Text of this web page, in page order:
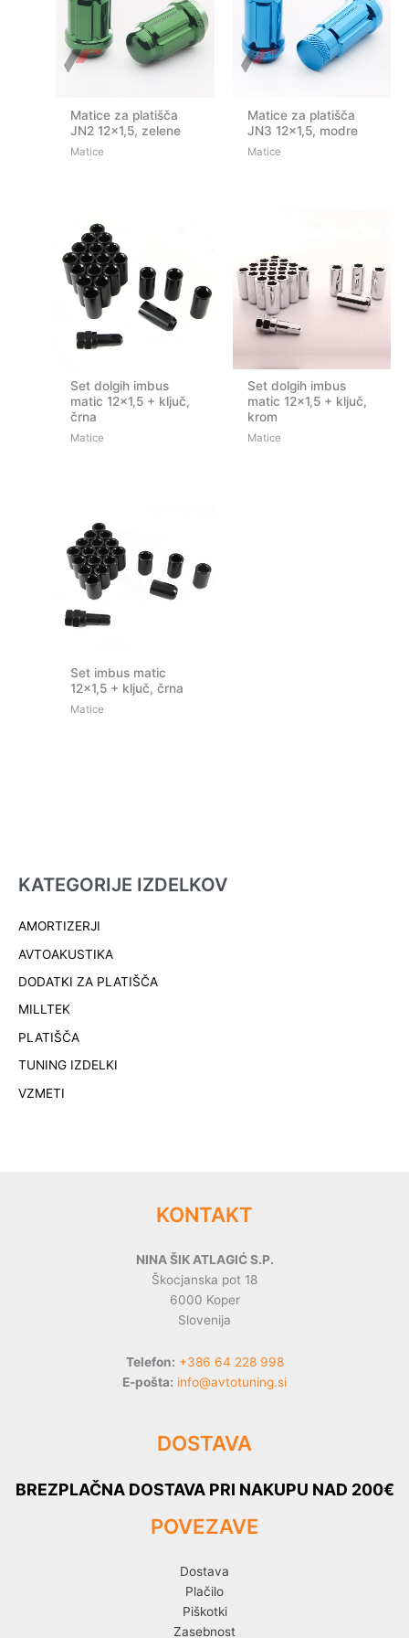
KATEGORIJE IZDELKOV
AMORTIZERJI
AVTOAKUSTIKA
DODATKI ZA PLATIŠČA
MILLTEK
PLATIŠČA
TUNING IZDELKI
VZMETI
Matice za platišča
JN2 12×1,5, zelene
Matice
Matice za platišča
JN3 12×1,5, modre
Matice
Set dolgih imbus
matic 12×1,5 + ključ,
črna
Matice
Set dolgih imbus
matic 12×1,5 + ključ,
krom
Matice
Set imbus matic
12×1,5 + ključ, črna
Matice
KONTAKT
NINA ŠIK ATLAGIĆ S.P.
Škocjanska pot 18
6000 Koper
Slovenija
Telefon: +386 64 228 998
E-pošta: info@avtotuning.si
DOSTAVA
BREZPLAČNA DOSTAVA PRI NAKUPU NAD 200€
POVEZAVE
Dostava
Plačilo
Piškotki
Zasebnost